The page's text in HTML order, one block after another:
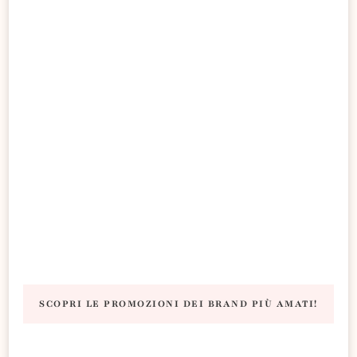
SCOPRI LE PROMOZIONI DEI BRAND PIÙ AMATI!